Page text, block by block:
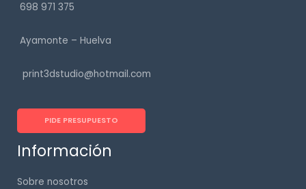
698 971 375
Ayamonte – Huelva
print3dstudio@hotmail.com
PIDE PRESUPUESTO
Información
Sobre nosotros